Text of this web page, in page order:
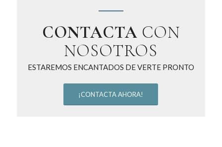
CONTACTACON
NOSOTROS
ESTAREMOS ENCANTADOS DE VERTE PRONTO
¡CONTACTA AHORA!